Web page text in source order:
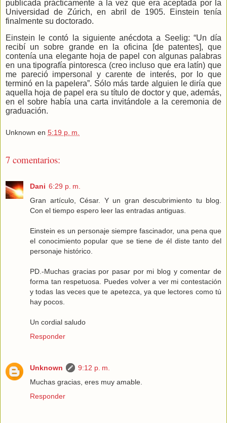
publicada prácticamente a la vez que era aceptada por la
Universidad de Zúrich, en abril de 1905.
Einstein tenía
finalmente su doctorado.
Einstein le contó la siguiente anécdota a Seelig: “Un día
recibí un sobre grande en la oficina [de patentes], que
contenía una elegante hoja de papel con algunas palabras
en una tipografía pintoresca (creo incluso que era latín) que
me pareció impersonal y carente de interés, por lo que
terminó en la papelera”. Sólo más tarde alguien le diría que
aquella hoja de papel era su título de doctor y que, además,
en el sobre había una carta invitándole a la ceremonia de
graduación.
Unknown en 5:19 p. m.
7 comentarios:
Dani 6:29 p. m.
Gran artículo, César. Y un gran descubrimiento tu blog.
Con el tiempo espero leer las entradas antiguas.
Einstein es un personaje siempre fascinador, una pena que
el conocimiento popular que se tiene de él diste tanto del
personaje histórico.
PD.-Muchas gracias por pasar por mi blog y comentar de
forma tan respetuosa. Puedes volver a ver mi contestación
y todas las veces que te apetezca, ya que lectores como tú
hay pocos.
Un cordial saludo
Responder
Unknown
9:12 p. m.
Muchas gracias, eres muy amable.
Responder